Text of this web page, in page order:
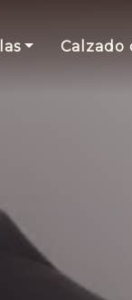
Calzado